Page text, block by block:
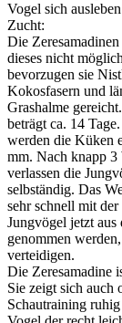
Vogel sich
Zucht:
Die
dieses nicht
bevorzugen sie
Kokosfasern und
Grashalme
beträgt ca. 14
werden die Küken
mm. Nach knapp 3
verlassen die
selbständig. Das
sehr schnell mit
Jungvögel jetzt aus
genommen
verteidigen.
Die Zeresamadine
Sie zeigt sich auch
Schautraining